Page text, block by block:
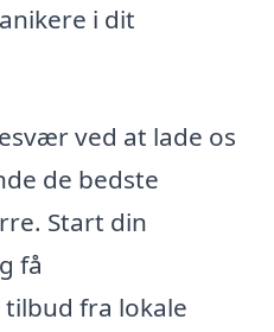
i dit
ved at lade os
de bedste
Start din
få
fra lokale